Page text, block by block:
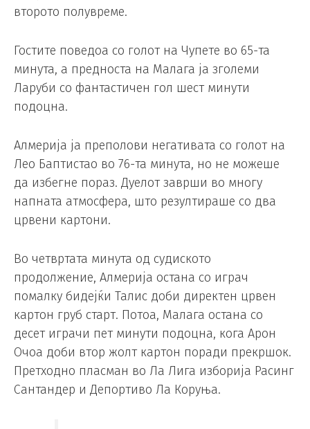
второто полувреме.
Гостите поведоа со голот на Чупете во 65-та
минута, а предноста на Малага ја зголеми
Ларуби со фантастичен гол шест минути
подоцна.
Алмерија ја преполови негативата со голот на
Лео Баптистао во 76-та минута, но не можеше
да избегне пораз. Дуелот заврши во многу
напната атмосфера, што резултираше со два
црвени картони.
Во четвртата минута од судиското
продолжение, Алмерија остана со играч
помалку бидејќи Талис доби директен црвен
картон груб старт. Потоа, Малага остана со
десет играчи пет минути подоцна, кога Арон
Очоа доби втор жолт картон поради прекршок.
Претходно пласман во Ла Лига изборија Расинг
Сантандер и Депортиво Ла Коруња.